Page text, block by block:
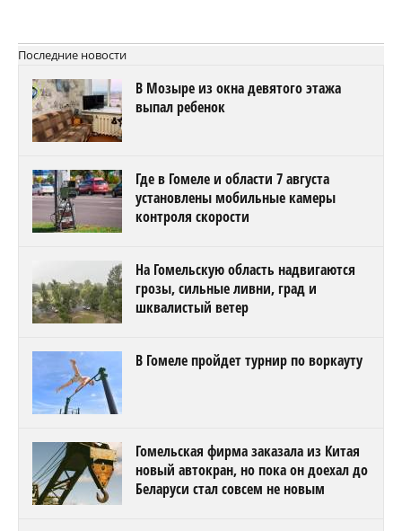
Последние новости
В Мозыре из окна девятого этажа
выпал ребенок
Где в Гомеле и области 7 августа
установлены мобильные камеры
контроля скорости
На Гомельскую область надвигаются
грозы, сильные ливни, град и
шквалистый ветер
В Гомеле пройдет турнир по воркауту
Гомельская фирма заказала из Китая
новый автокран, но пока он доехал до
Беларуси стал совсем не новым